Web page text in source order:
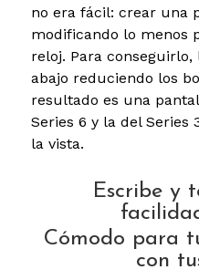
no era fácil: crear una
modificando lo menos
reloj. Para
abajo reduciendo los
resultado es una
Series 6 y la del Series
la vista.
Escribe y
Cómodo para
con